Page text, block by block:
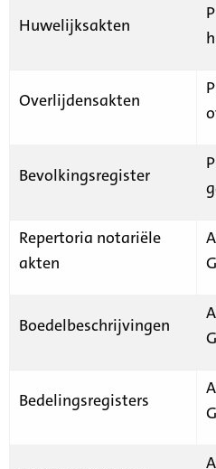
Huwelijksakten
Overlijdensakten
Bevolkingsregister
Repertoria notariële
akten
Boedelbeschrijvingen
Bedelingsregisters